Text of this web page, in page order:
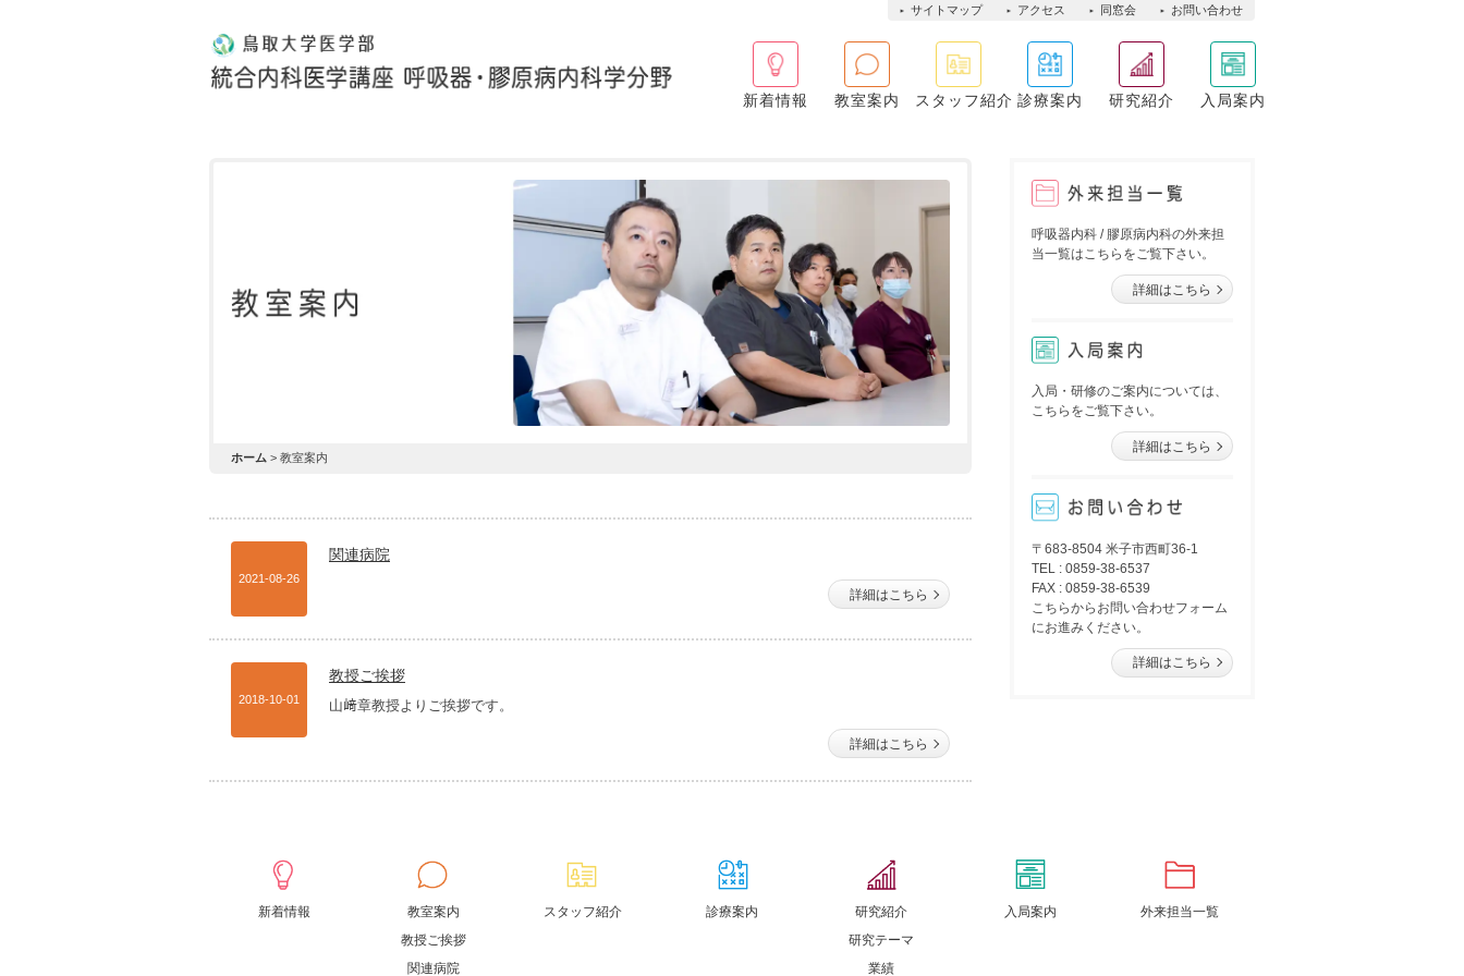
サイトマップ アクセス 同窓会 お問い合わせ
新着情報 教室案内 スタッフ紹介 診療案内 研究紹介 入局案内
ホーム > 教室案内
2021-08-26
関連病院
2018-10-01
教授ご挨拶
山﨑章教授よりご挨拶です。
呼吸器内科 / 膠原病内科の外来担
当一覧はこちらをご覧下さい。
入局・研修のご案内については、
こちらをご覧下さい。
〒683-8504 米子市西町36-1
TEL : 0859-38-6537
FAX : 0859-38-6539
こちらからお問い合わせフォーム
にお進みください。
新着情報
教室案内
教授ご挨拶
関連病院
スタッフ紹介 診療案内
研究紹介
研究テーマ
業績
入局案内 外来担当一覧